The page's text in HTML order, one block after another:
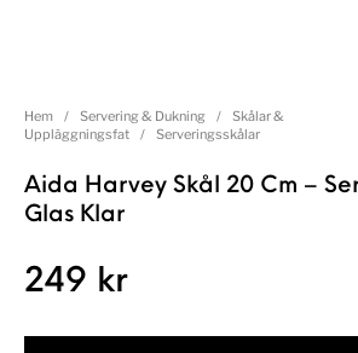
Hem / Servering & Dukning /
Skålar &
Uppläggningsfat
/ Serveringsskålar
Aida Harvey Skål 20 Cm –
Glas Klar
249 kr